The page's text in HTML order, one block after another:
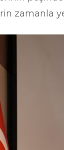
zamanla